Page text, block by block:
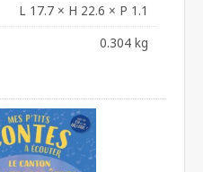
L 17.7 × H 22.6 × P 1.1
0.304 kg